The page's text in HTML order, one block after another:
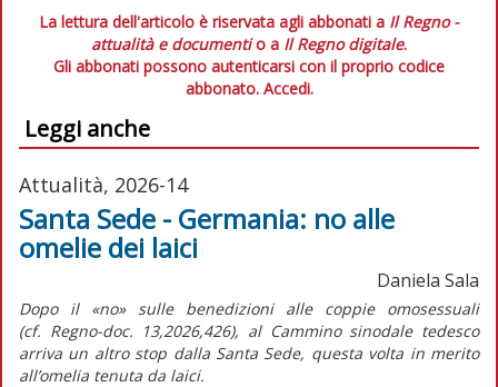
La lettura dell'articolo è riservata agli abbonati a Il Regno -
attualità e documentio a Il Regno digitale.
Gli abbonati possono autenticarsi con il proprio codice
abbonato. Accedi.
Leggi anche
Attualità, 2026-14
Santa Sede - Germania: no alle
omelie dei laici
Daniela Sala
Dopo il «no» sulle benedizioni alle coppie omosessuali
(cf. Regno-doc. 13,2026,426), al Cammino sinodale tedesco
arriva un altro stop dalla Santa Sede, questa volta in merito
all’omelia tenuta da laici.